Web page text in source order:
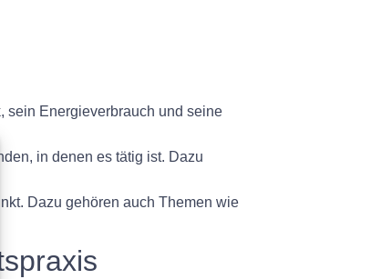
sein Energieverbrauch und seine
in denen es tätig ist. Dazu
Dazu gehören auch Themen wie